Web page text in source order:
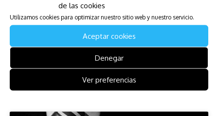
de las cookies
Utilizamos cookies para optimizar nuestro sitio web y nuestro servicio.
Aceptar cookies
Denegar
Ver preferencias
Descarga la Guía para Afectados
de Sun Palace
Os dejamos una guía de qué hacer para salir el
derecho de aprovechamiento por turno de bienes
inmuebles.